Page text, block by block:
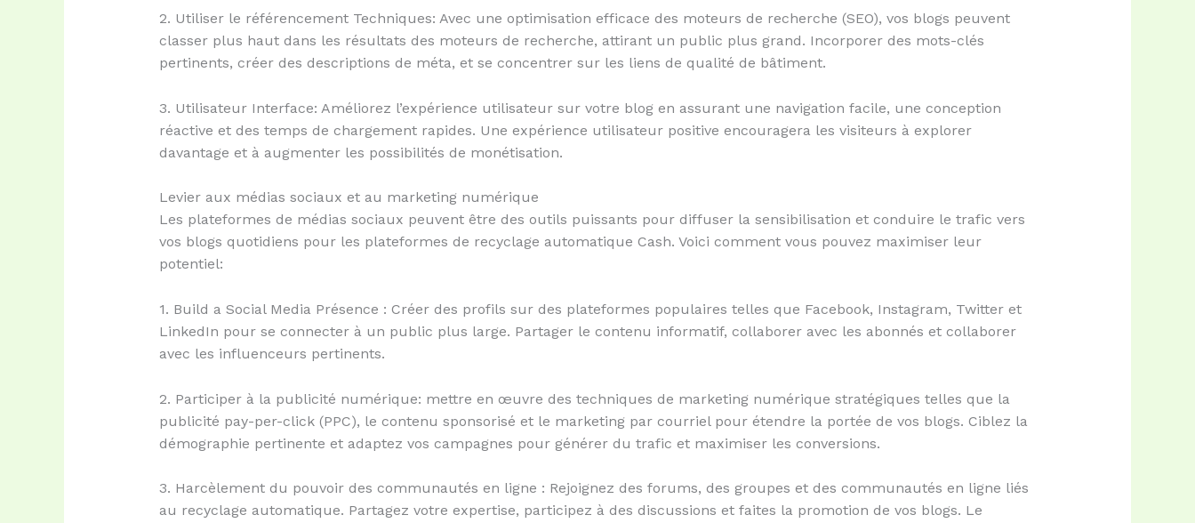
2. Utiliser le référencement Techniques: Avec une optimisation efficace des moteurs de recherche (SEO), vos blogs peuvent
classer plus haut dans les résultats des moteurs de recherche, attirant un public plus grand. Incorporer des mots-clés
pertinents, créer des descriptions de méta, et se concentrer sur les liens de qualité de bâtiment.
3. Utilisateur Interface: Améliorez l’expérience utilisateur sur votre blog en assurant une navigation facile, une conception
réactive et des temps de chargement rapides. Une expérience utilisateur positive encouragera les visiteurs à explorer
davantage et à augmenter les possibilités de monétisation.
Levier aux médias sociaux et au marketing numérique
Les plateformes de médias sociaux peuvent être des outils puissants pour diffuser la sensibilisation et conduire le trafic vers
vos blogs quotidiens pour les plateformes de recyclage automatique Cash. Voici comment vous pouvez maximiser leur
potentiel:
1. Build a Social Media Présence : Créer des profils sur des plateformes populaires telles que Facebook, Instagram, Twitter et
LinkedIn pour se connecter à un public plus large. Partager le contenu informatif, collaborer avec les abonnés et collaborer
avec les influenceurs pertinents.
2. Participer à la publicité numérique: mettre en œuvre des techniques de marketing numérique stratégiques telles que la
publicité pay-per-click (PPC), le contenu sponsorisé et le marketing par courriel pour étendre la portée de vos blogs. Ciblez la
démographie pertinente et adaptez vos campagnes pour générer du trafic et maximiser les conversions.
3. Harcèlement du pouvoir des communautés en ligne : Rejoignez des forums, des groupes et des communautés en ligne liés
au recyclage automatique. Partagez votre expertise, participez à des discussions et faites la promotion de vos blogs. Le